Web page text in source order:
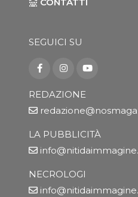
SEGUICI SU
REDAZIONE
LA PUBBLICITÀ
NECROLOGI